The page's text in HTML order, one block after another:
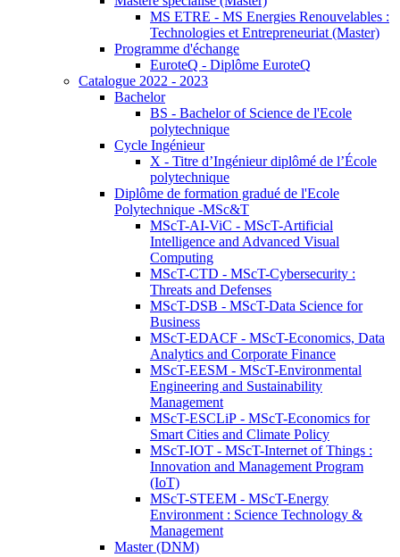
MS ETRE - MS Energies Renouvelables :
Technologies et Entrepreneuriat (Master)
Programme d'échange
EuroteQ - Diplôme EuroteQ
Catalogue 2022 - 2023
Bachelor
BS - Bachelor of Science de l'Ecole
polytechnique
Cycle Ingénieur
X - Titre d’Ingénieur diplômé de l’École
polytechnique
Diplôme de formation gradué de l'Ecole
Polytechnique -MSc&T
MScT-AI-ViC - MScT-Artificial
Intelligence and Advanced Visual
Computing
MScT-CTD - MScT-Cybersecurity :
Threats and Defenses
MScT-DSB - MScT-Data Science for
Business
MScT-EDACF - MScT-Economics, Data
Analytics and Corporate Finance
MScT-EESM - MScT-Environmental
Engineering and Sustainability
Management
MScT-ESCLiP - MScT-Economics for
Smart Cities and Climate Policy
MScT-IOT - MScT-Internet of Things :
Innovation and Management Program
(IoT)
MScT-STEEM - MScT-Energy
Environment : Science Technology &
Management
Master (DNM)